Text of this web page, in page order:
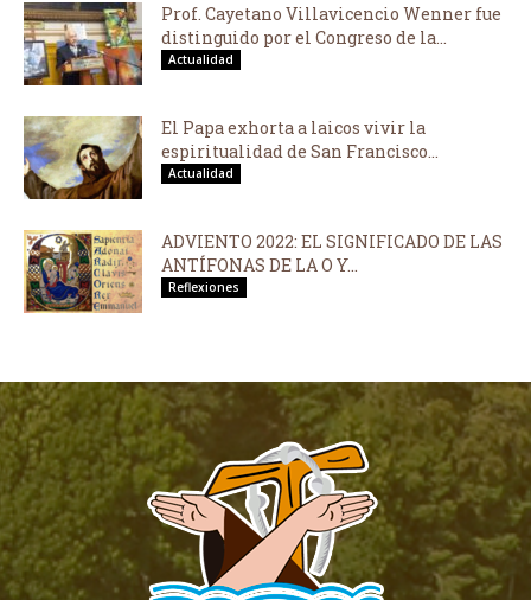
Prof. Cayetano Villavicencio Wenner fue
distinguido por el Congreso de la...
Actualidad
El Papa exhorta a laicos vivir la
espiritualidad de San Francisco...
Actualidad
ADVIENTO 2022: EL SIGNIFICADO DE LAS
ANTÍFONAS DE LA O Y...
Reflexiones